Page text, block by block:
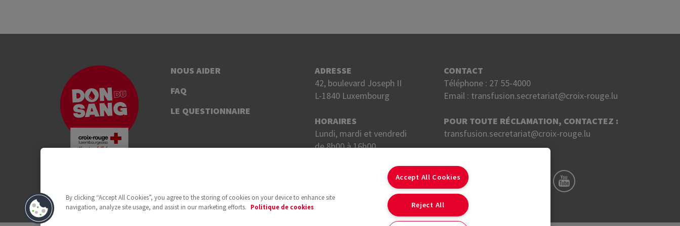
NOUS AIDER
FAQ
LE QUESTIONNAIRE
ADRESSE
42, boulevard Joseph II
L-1840 Luxembourg
HORAIRES
Lundi, mardi et vendredi
de 8h00 à 16h00.
CONTACT
Téléphone : 27 55-4000
Email : transfusion.secretariat@croix-rouge.lu
POUR TOUTE RÉCLAMATION, CONTACTEZ :
transfusion.secretariat@croix-rouge.lu
By clicking “Accept All Cookies”, you agree to the storing of cookies on your device to enhance site
navigation, analyze site usage, and assist in our marketing efforts.
Politique de cookies
Accept All Cookies
Reject All